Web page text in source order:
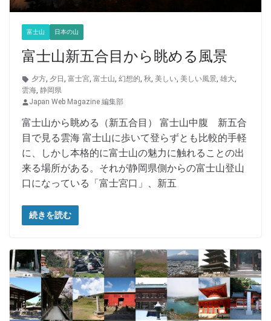
富士山 日本の山
富士山新五合目から眺める風景
夕方, 夕日 , 富士宮, 富士山, 幻想的, 秋, 美しい, 美しい風景, 雄大,
雲海, 静岡県
Japan Web Magazine 編集部
富士山から眺める（新五合目） 富士山中腹 新五合
目で見る雲海 富士山に歩いて登らずとも比較的手軽
に、しかし本格的に富士山の魅力に触れることの出
来る場所がある。それが静岡県側からの富士山登山
口になっている「富士宮口」、新五
続きを読む